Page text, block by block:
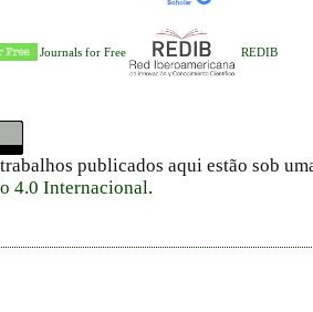
Journals for Free REDIB
publicados aqui estão sob
4.0 Internacional.